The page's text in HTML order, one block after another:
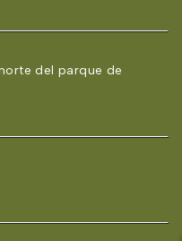
del parque de